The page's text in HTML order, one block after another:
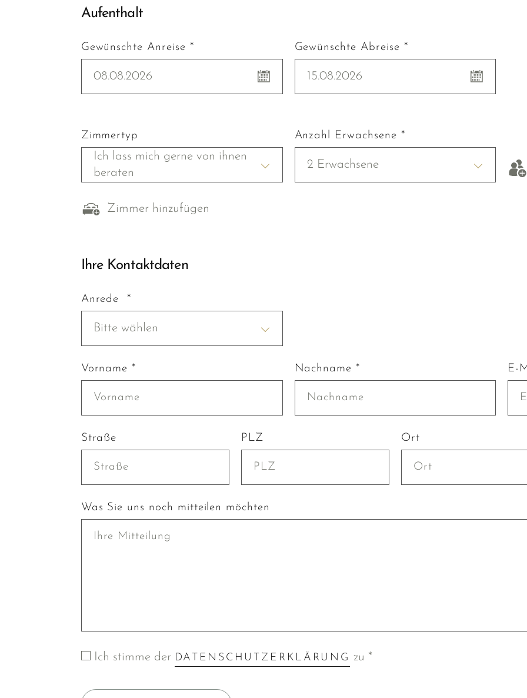
Aufenthalt
Gewünschte Anreise *
08.08.2026
Gewünschte Abreise *
15.08.2026
Zimmertyp
Ich lass mich gerne von ihnen
beraten
Anzahl Erwachsene *
2 Erwachsene
Zimmer hinzufügen
Ihre Kontaktdaten
Anrede *
Bitte wählen
Vorname * Nachname * E-
Straße PLZ Ort
Was Sie uns noch mitteilen möchten
Ich stimme der DATENSCHUTZERKLÄRUNG zu *